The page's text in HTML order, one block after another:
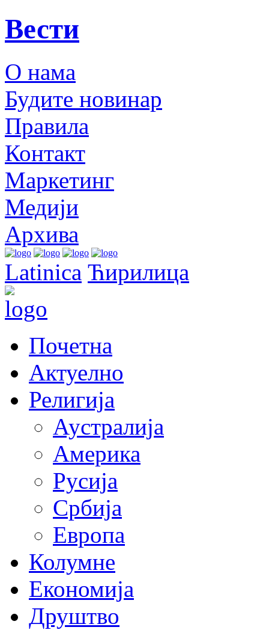
Вести
О нама
Будите новинар
Правила
Контакт
Маркетинг
Медији
Архива
Latinica Ћирилица
Почетна
Актуелно
Религија
Аустралија
Америка
Русија
Србија
Европа
Колумне
Економија
Друштво